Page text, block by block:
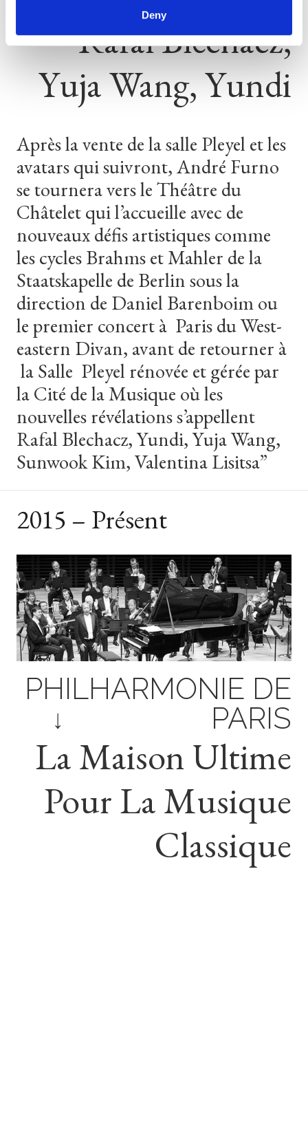
Deny
RafalBlechacz,
YujaWang,Yundi
Après la vente de la salle Pleyel et les
avatars qui suivront, André Furno
se tournera vers le Théâtre du
Châtelet qui l’accueille avec de
nouveaux défis artistiques comme
les cycles Brahms et Mahler de la
Staatskapelle de Berlin sous la
direction de Daniel Barenboim ou
le premier concert à Paris du West-
eastern Divan, avant de retourner à
la Salle Pleyel rénovée et gérée par
la Cité de la Musique où les
nouvelles révélations s’appellent
Rafal Blechacz, Yundi, Yuja Wang,
Sunwook Kim, Valentina Lisitsa”
2015 – Présent
PHILHARMONIE DE
PARIS
LaMaisonUltime
PourLaMusique
Classique